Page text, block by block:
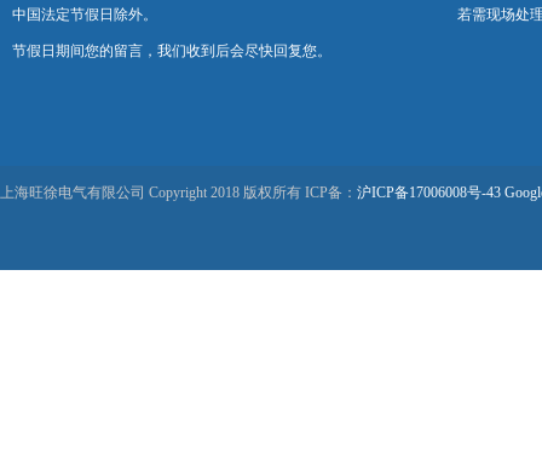
中国法定节假日除外。
节假日期间您的留言，我们收到后会尽快回复您。
若需现场处
上海旺徐电气有限公司 Copyright 2018 版权所有 ICP备： 沪ICP备17006008号-43